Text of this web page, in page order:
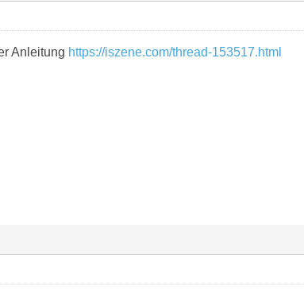
Anleitung https://iszene.com/thread-153517.html